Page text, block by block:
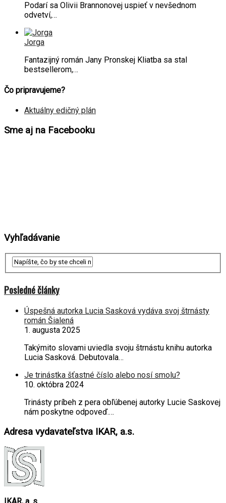
Podarí sa Olivii Brannonovej uspieť v nevšednom
odvetví,…
Jorga
Fantazijný román Jany Pronskej Kliatba sa stal
bestsellerom,…
Čo pripravujeme?
Aktuálny edičný plán
Sme aj na Facebooku
Vyhľadávanie
Posledné články
Úspešná autorka Lucia Sasková vydáva svoj štrnásty
román Šialená
1. augusta 2025
Takýmito slovami uviedla svoju štrnástu knihu autorka
Lucia Sasková. Debutovala…
Je trinástka šťastné číslo alebo nosí smolu?
10. októbra 2024
Trinásty príbeh z pera obľúbenej autorky Lucie Saskovej
nám poskytne odpoveď.…
Adresa vydavateľstva IKAR, a.s.